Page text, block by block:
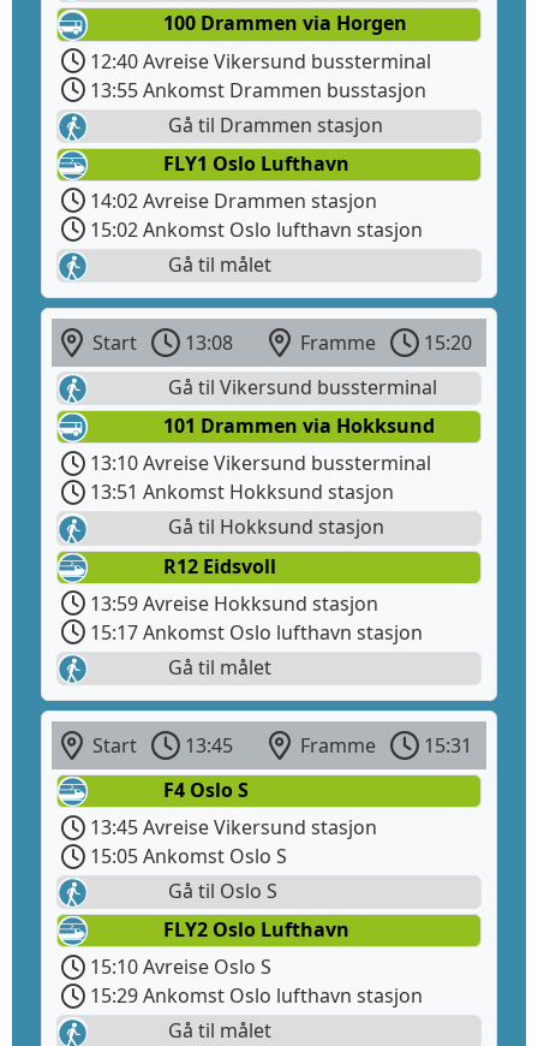
100 Drammen via Horgen
12:40 Avreise Vikersund bussterminal
13:55 Ankomst Drammen busstasjon
Gå til Drammen stasjon
FLY1 Oslo Lufthavn
14:02 Avreise Drammen stasjon
15:02 Ankomst Oslo lufthavn stasjon
Gå til målet
Start 13:08 Framme
15:20
Gå til Vikersund bussterminal
101 Drammen via Hokksund
13:10 Avreise Vikersund bussterminal
13:51 Ankomst Hokksund stasjon
Gå til Hokksund stasjon
R12 Eidsvoll
13:59 Avreise Hokksund stasjon
15:17 Ankomst Oslo lufthavn stasjon
Gå til målet
Start 13:45 Framme
15:31
F4 Oslo S
13:45 Avreise Vikersund stasjon
15:05 Ankomst Oslo S
Gå til Oslo S
FLY2 Oslo Lufthavn
15:10 Avreise Oslo S
15:29 Ankomst Oslo lufthavn stasjon
Gå til målet